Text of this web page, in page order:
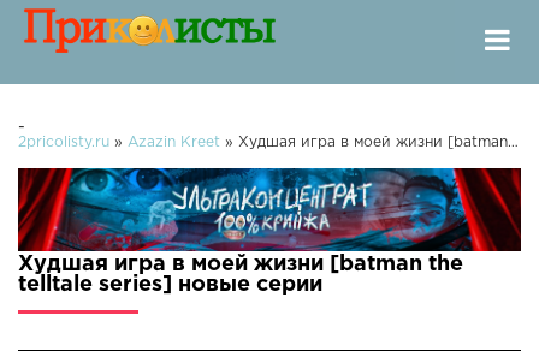
-
2pricolisty.ru » Azazin Kreet » Худшая игра в моей жизни [batman the telltale series]
Худшая игра в моей жизни [batman the
telltale series] новые серии